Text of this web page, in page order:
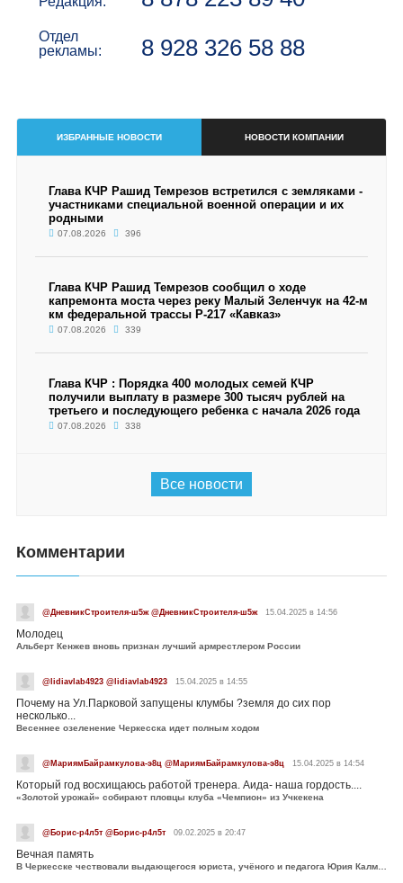
Отдел
рекламы:
8 928 326 58 88
ИЗБРАННЫЕ НОВОСТИ НОВОСТИ КОМПАНИИ
Глава КЧР Рашид Темрезов встретился с земляками -
участниками специальной военной операции и их
родными
07.08.2026 396
Глава КЧР Рашид Темрезов сообщил о ходе
капремонта моста через реку Малый Зеленчук на 42-м
км федеральной трассы Р-217 «Кавказ»
07.08.2026 339
Глава КЧР : Порядка 400 молодых семей КЧР
получили выплату в размере 300 тысяч рублей на
третьего и последующего ребенка с начала 2026 года
07.08.2026 338
Все новости
Комментарии
@ДневникСтроителя-ш5ж @ДневникСтроителя-ш5ж 15.04.2025 в 14:56
Молодец
Альберт Кенжев вновь признан лучший армрестлером России
@lidiavlab4923 @lidiavlab4923 15.04.2025 в 14:55
Почему на Ул.Парковой запущены клумбы ?земля до сих пор
несколько...
Весеннее озеленение Черкесска идет полным ходом
@МариямБайрамкулова-э8ц @МариямБайрамкулова-э8ц 15.04.2025 в 14:54
Который год восхищаюсь работой тренера. Аида- наша гордость....
«Золотой урожай» собирают пловцы клуба «Чемпион» из Учкекена
@Борис-р4л5т @Борис-р4л5т 09.02.2025 в 20:47
Вечная память
В Черкесске чествовали выдающегося юриста, учёного и педагога Юрия Калмыкова